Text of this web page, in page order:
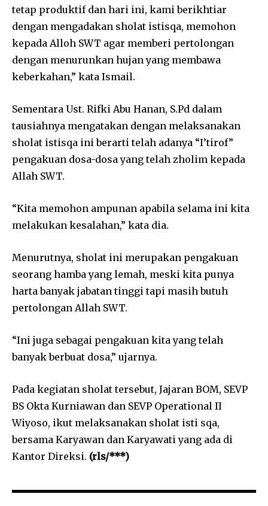
tetap produktif dan hari ini, kami berikhtiar
dengan mengadakan sholat istisqa, memohon
kepada Alloh SWT agar memberi pertolongan
dengan menurunkan hujan yang membawa
keberkahan,” kata Ismail.
Sementara Ust. Rifki Abu Hanan, S.Pd dalam
tausiahnya mengatakan dengan melaksanakan
sholat istisqa ini berarti telah adanya “I’tirof”
pengakuan dosa-dosa yang telah zholim kepada
Allah SWT.
“Kita memohon ampunan apabila selama ini kita
melakukan kesalahan,” kata dia.
Menurutnya, sholat ini merupakan pengakuan
seorang hamba yang lemah, meski kita punya
harta banyak jabatan tinggi tapi masih butuh
pertolongan Allah SWT.
“Ini juga sebagai pengakuan kita yang telah
banyak berbuat dosa,” ujarnya.
Pada kegiatan sholat tersebut, Jajaran BOM, SEVP
BS Okta Kurniawan dan SEVP Operational II
Wiyoso, ikut melaksanakan sholat isti sqa,
bersama Karyawan dan Karyawati yang ada di
Kantor Direksi. (rls/***)